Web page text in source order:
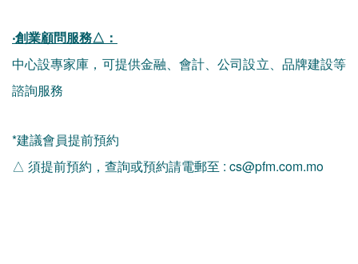
‧創業顧問服務△：
中心設專家庫，可提供金融、會計、公司設立、品牌建設等
諮詢服務
*建議會員提前預約
△ 須提前預約，查詢或預約請電郵至 : cs@pfm.com.mo